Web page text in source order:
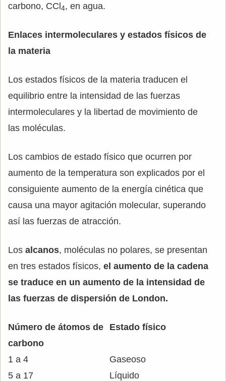
carbono, CCl 4, en agua.
Enlaces intermoleculares y estados físicos de
la materia
Los estados físicos de la materia traducen el
equilibrio entre la intensidad de las fuerzas
intermoleculares y la libertad de movimiento de
las moléculas.
Los cambios de estado físico que ocurren por
aumento de la temperatura son explicados por el
consiguiente aumento de la energía cinética que
causa una mayor agitación molecular, superando
así las fuerzas de atracción.
Los alcanos, moléculas no polares, se presentan
en tres estados físicos, el aumento de la cadena
se traduce en un aumento de la intensidad de
las fuerzas de dispersión de London.
Número de átomos de
carbono
Estado físico
1 a 4
Gaseoso
5 a 17
Líquido